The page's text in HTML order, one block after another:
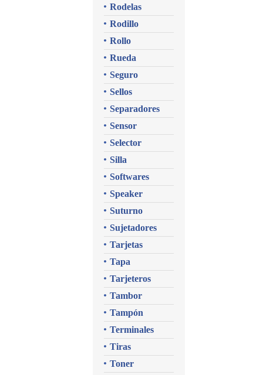
Rodelas
Rodillo
Rollo
Rueda
Seguro
Sellos
Separadores
Sensor
Selector
Silla
Softwares
Speaker
Suturno
Sujetadores
Tarjetas
Tapa
Tarjeteros
Tambor
Tampón
Terminales
Tiras
Toner